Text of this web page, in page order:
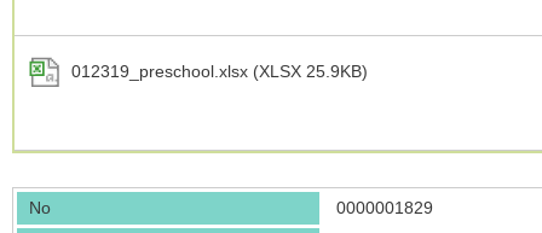
012319_preschool.xlsx (XLSX 25.9KB)
No
0000001829